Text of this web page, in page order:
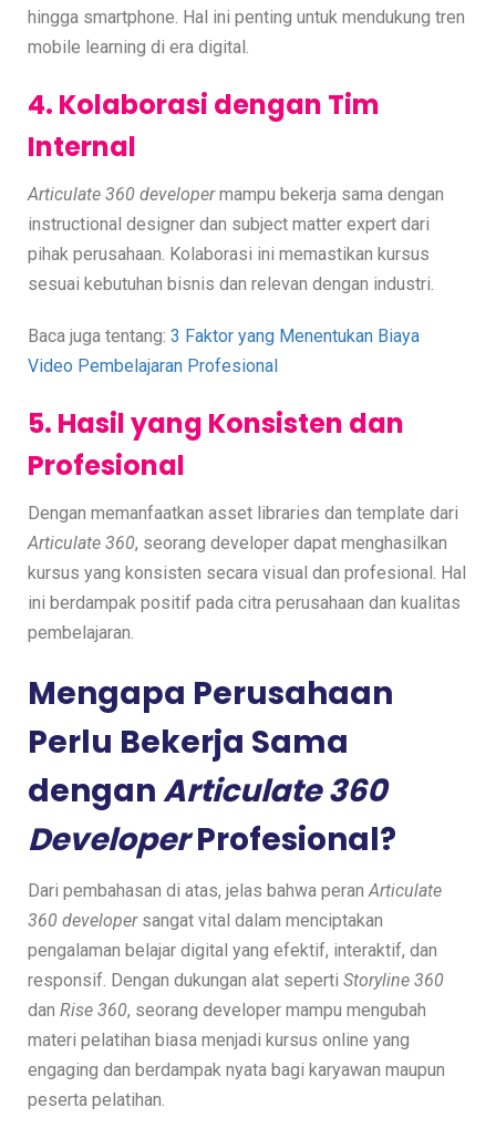
hingga smartphone. Hal ini penting untuk mendukung tren
mobile learning di era digital.
4. Kolaborasi dengan Tim
Internal
Articulate 360 developermampu bekerja sama dengan
instructional designer dan subject matter expert dari
pihak perusahaan. Kolaborasi ini memastikan kursus
sesuai kebutuhan bisnis dan relevan dengan industri.
Baca juga tentang: 3 Faktor yang Menentukan Biaya
Video Pembelajaran Profesional
5. Hasil yang Konsisten dan
Profesional
Dengan memanfaatkan asset libraries dan template dari
Articulate 360, seorang developer dapat menghasilkan
kursus yang konsisten secara visual dan profesional. Hal
ini berdampak positif pada citra perusahaan dan kualitas
pembelajaran.
Mengapa Perusahaan
Perlu Bekerja Sama
denganArticulate 360
DeveloperProfesional?
Dari pembahasan di atas, jelas bahwa peranArticulate
360 developersangat vital dalam menciptakan
pengalaman belajar digital yang efektif, interaktif, dan
responsif. Dengan dukungan alat seperti Storyline 360
dan Rise 360, seorang developer mampu mengubah
materi pelatihan biasa menjadi kursus online yang
engaging dan berdampak nyata bagi karyawan maupun
peserta pelatihan.